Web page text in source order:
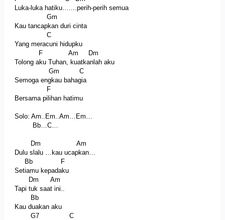
Luka-luka hatiku…....perih-perih semua
Gm
Kau tancapkan duri cinta
C
Yang meracuni hidupku
F Am Dm
Tolong aku Tuhan, kuatkanlah aku
Gm C
Semoga engkau bahagia
F
Bersama pilihan hatimu
Solo: Am..Em..Am…Em…
Bb…C…
Dm Am
Dulu slalu …kau ucapkan…
Bb F
Setiamu kepadaku
Dm Am
Tapi tuk saat ini..
Bb
Kau duakan aku
G7 C